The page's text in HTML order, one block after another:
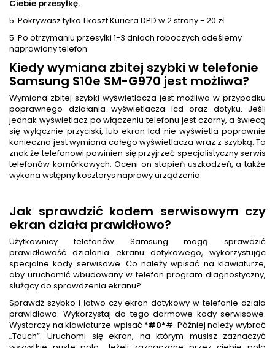
Ciebie przesyłkę.
5. Pokrywasz tylko 1 koszt Kuriera DPD w 2 strony - 20 zł.
5. Po otrzymaniu przesyłki 1-3 dniach roboczych odeślemy
naprawiony telefon.
Kiedy wymiana zbitej szybki w telefonie
Samsung S10e SM-G970 jest możliwa?
Wymiana zbitej szybki wyświetlacza jest możliwa w przypadku
poprawnego działania wyświetlacza lcd oraz dotyku. Jeśli
jednak wyświetlacz po włączeniu telefonu jest czarny, a świecą
się wyłącznie przyciski, lub ekran lcd nie wyświetla poprawnie
konieczna jest wymiana całego wyświetlacza wraz z szybką. To
znak że telefonowi powinien się przyjrzeć specjalistyczny serwis
telefonów komórkowych. Oceni on stopień uszkodzeń, a także
wykona wstępny kosztorys naprawy urządzenia.
Jak sprawdzić kodem serwisowym czy
ekran działa prawidłowo?
Użytkownicy telefonów Samsung mogą sprawdzić
prawidłowość działania ekranu dotykowego, wykorzystując
specjalne kody serwisowe. Co należy wpisać na klawiaturze,
aby uruchomić wbudowany w telefon program diagnostyczny,
służący do sprawdzenia ekranu?
Sprawdź szybko i łatwo czy ekran dotykowy w telefonie działa
prawidłowo. Wykorzystaj do tego darmowe kody serwisowe.
Wystarczy na klawiaturze wpisać *#0*#. Później należy wybrać
„Touch”. Uruchomi się ekran, na którym musisz zaznaczyć